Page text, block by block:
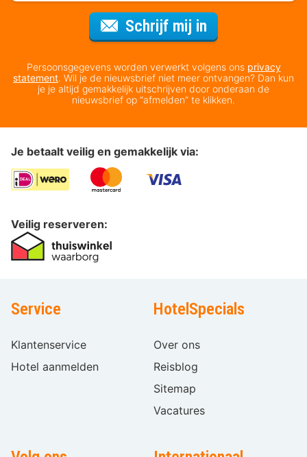
Schrijf mij in
Persoonsgegevens worden verwerkt volgens ons privacy
statement. Wil je de nieuwsbrief niet meer ontvangen? Dan kun
je je altijd gemakkelijk uitschrijven door onderaan de
nieuwsbrief op “afmelden” te klikken.
Je betaalt veilig en gemakkelijk via:
Veilig reserveren:
Service
Klantenservice
Hotel aanmelden
HotelSpecials
Over ons
Reisblog
Sitemap
Vacatures